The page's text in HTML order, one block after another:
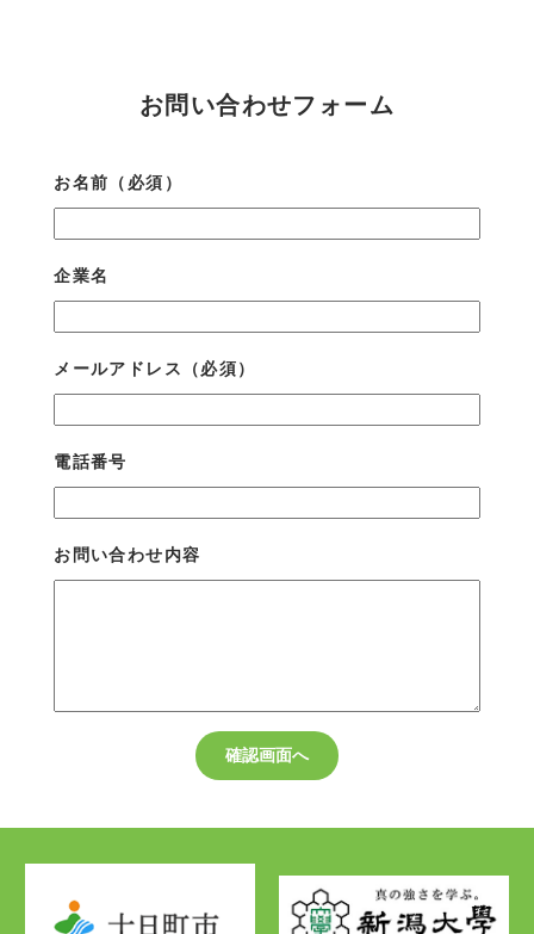
お問い合わせフォーム
お名前 （必須）
企業名
メールアドレス （必須）
電話番号
お問い合わせ内容
確認画面へ